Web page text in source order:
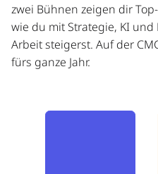
zwei Bühnen zeigen dir
wie du mit Strategie, KI
Arbeit steigerst. Auf der
fürs ganze Jahr.